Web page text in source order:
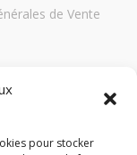
pour stocker
de Vente